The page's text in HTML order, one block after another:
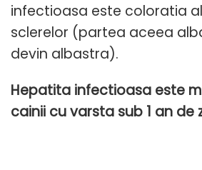
infectioasa este coloratia
sclerelor (partea aceea
devin albastra).
Hepatita infectioasa este
cainii cu varsta sub 1 an de